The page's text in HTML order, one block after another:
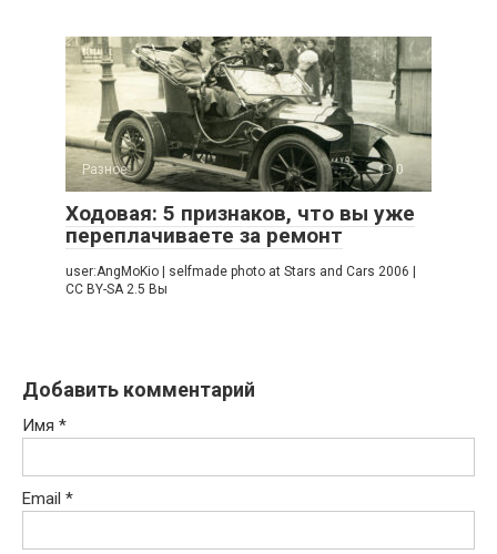
Разное 0
Ходовая: 5 признаков, что вы уже
переплачиваете за ремонт
user:AngMoKio | selfmade photo at Stars and Cars 2006 |
CC BY-SA 2.5 Вы
Добавить комментарий
Имя *
Email *